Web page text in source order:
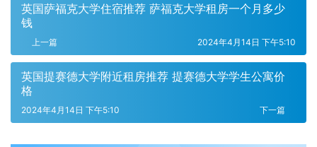
英国萨福克大学住宿推荐 萨福克大学租房一个月多少
钱
上一篇 2024年4月14日 下午5:10
英国提赛德大学附近租房推荐 提赛德大学学生公寓价
格
下一篇
2024年4月14日 下午5:10